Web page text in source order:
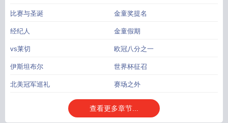
比赛与圣诞 金童奖提名
经纪人 金童假期
vs莱切 欧冠八分之一
伊斯坦布尔 世界杯征召
北美冠军巡礼 赛场之外
查看更多章节...